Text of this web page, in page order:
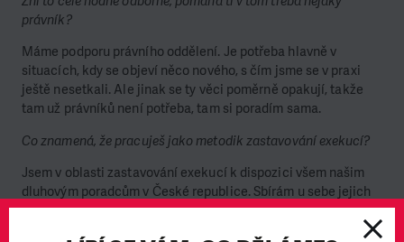
právník?
Máme podporu právního oddělení. Je potřeba hlavně v
situacích, kdy se objeví něco nového, s čím jsme se v praxi
ještě nesetkali. Ale jinak se ty věci poměrně opakují, takže
tam už právníků není potřeba, tam si poradím sama.
Co znamená, že pracuješ jako metodik zastavování exekucí?
Jsem v oblasti zastavování exekucí k dispozici všem našim
dluhovým poradcům v České republice. Sbírám u sebe jejich
zkušenosti, a pokud je potřeba podat návrh na zastavení